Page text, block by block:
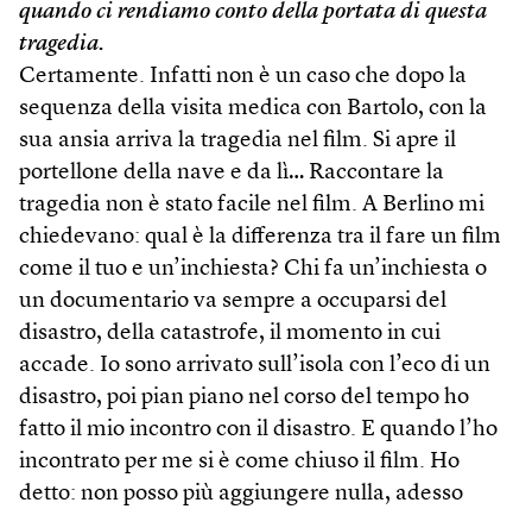
quando ci rendiamo conto della portata di questa
tragedia.
Certamente. Infatti non è un caso che dopo la
sequenza della visita medica con Bartolo, con la
sua ansia arriva la tragedia nel film. Si apre il
portellone della nave e da lì… Raccontare la
tragedia non è stato facile nel film. A Berlino mi
chiedevano: qual è la differenza tra il fare un film
come il tuo e un’inchiesta? Chi fa un’inchiesta o
un documentario va sempre a occuparsi del
disastro, della catastrofe, il momento in cui
accade. Io sono arrivato sull’isola con l’eco di un
disastro, poi pian piano nel corso del tempo ho
fatto il mio incontro con il disastro. E quando l’ho
incontrato per me si è come chiuso il film. Ho
detto: non posso più aggiungere nulla, adesso